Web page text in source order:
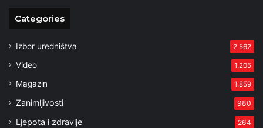
Categories
Izbor uredništva 2.562
Video 1.205
Magazin 1.859
Zanimljivosti 980
Ljepota i zdravlje 264